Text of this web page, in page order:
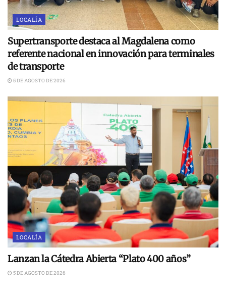
LOCALÍA
Supertransporte destaca al Magdalena como
referente nacional en innovación para terminales
de transporte
5 DE AGOSTO DE 2026
LOCALÍA
Lanzan la Cátedra Abierta “Plato 400 años”
5 DE AGOSTO DE 2026